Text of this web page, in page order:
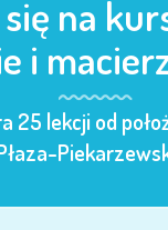
na
i
25 lekcji od